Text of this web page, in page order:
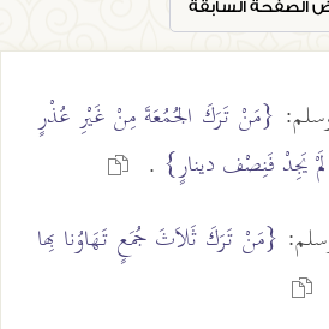
الصفحة السابقة
{مَنْ تَرَكَ الجُمُعَةَ مِنْ غَيْرِ عُذْرٍ
يَجِدْ فَنِصْف دينارٍ} .
{مَنْ تَرَكَ ثَلاَثَ جُمَعٍ تَهَاوُنا بِها